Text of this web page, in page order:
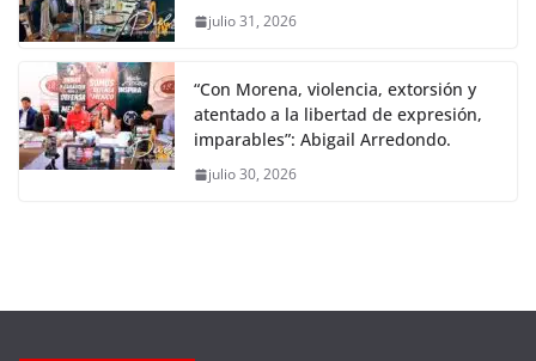
julio 31, 2026
“Con Morena, violencia, extorsión y
atentado a la libertad de expresión,
imparables”: Abigail Arredondo.
julio 30, 2026